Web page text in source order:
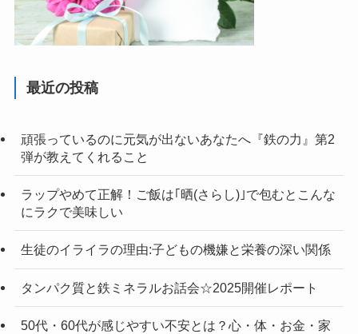
最近の投稿
頑張っているのに元気が出ないあなたへ『鉄の力』第2
弾が教えてくれること
ラップやめて正解！ご飯は｢晒(さらし)｣で包むとこんな
にラクで美味しい
生徒のイライラの理由:子どもの機嫌と栄養の深い関係
タンパク質と鉄ミネラルお話会☆2025開催レポート
50代・60代が感じやすい不安とは？心・体・お金・家